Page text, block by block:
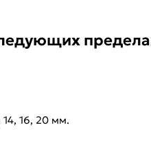
14, 16, 20 мм.